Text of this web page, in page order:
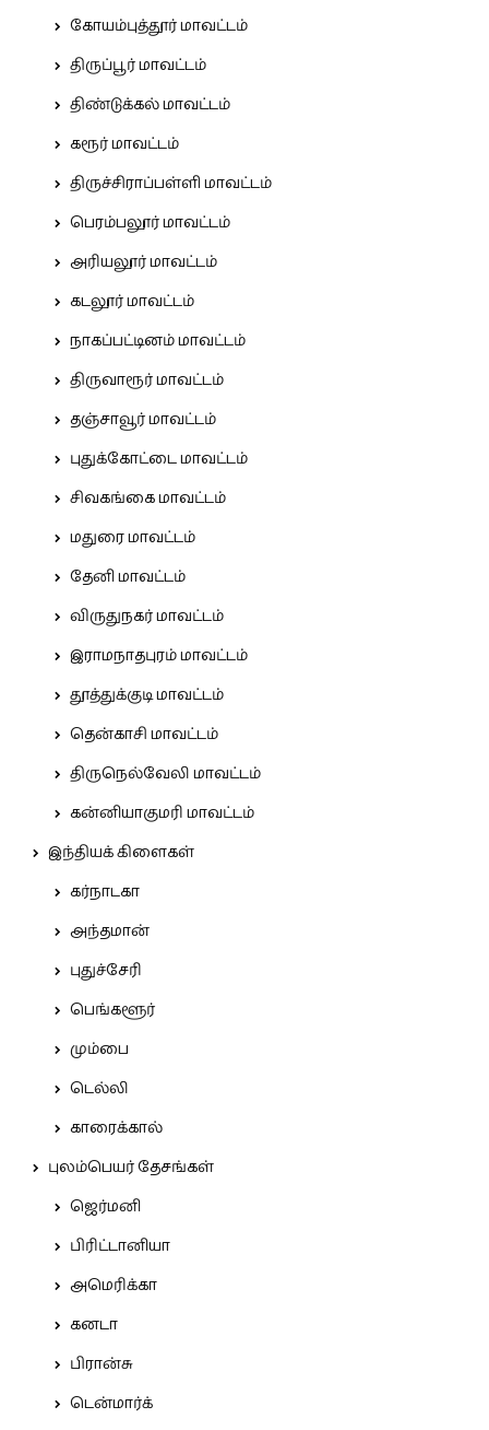
கோயம்புத்தூர் மாவட்டம்
திருப்பூர் மாவட்டம்
திண்டுக்கல் மாவட்டம்
கரூர் மாவட்டம்
திருச்சிராப்பள்ளி மாவட்டம்
பெரம்பலூர் மாவட்டம்
அரியலூர் மாவட்டம்
கடலூர் மாவட்டம்
நாகப்பட்டினம் மாவட்டம்
திருவாரூர் மாவட்டம்
தஞ்சாவூர் மாவட்டம்
புதுக்கோட்டை மாவட்டம்
சிவகங்கை மாவட்டம்
மதுரை மாவட்டம்
தேனி மாவட்டம்
விருதுநகர் மாவட்டம்
இராமநாதபுரம் மாவட்டம்
தூத்துக்குடி மாவட்டம்
தென்காசி மாவட்டம்
திருநெல்வேலி மாவட்டம்
கன்னியாகுமரி மாவட்டம்
இந்தியக் கிளைகள்
கர்நாடகா
அந்தமான்
புதுச்சேரி
பெங்களூர்
மும்பை
டெல்லி
காரைக்கால்
புலம்பெயர் தேசங்கள்
ஜெர்மனி
பிரிட்டானியா
அமெரிக்கா
கனடா
பிரான்சு
டென்மார்க்